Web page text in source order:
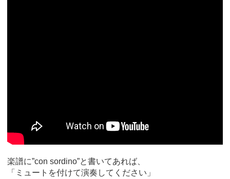
楽譜に”con sordino”と書いてあれば、
「ミュートを付けて演奏してください」